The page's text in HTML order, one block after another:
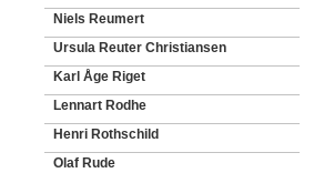
Niels Reumert
Ursula Reuter Christiansen
Karl Åge Riget
Lennart Rodhe
Henri Rothschild
Olaf Rude